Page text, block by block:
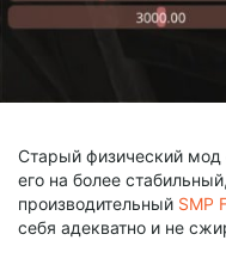
Старый физический мод
его на более
производительный SMP
себя адекватно и не